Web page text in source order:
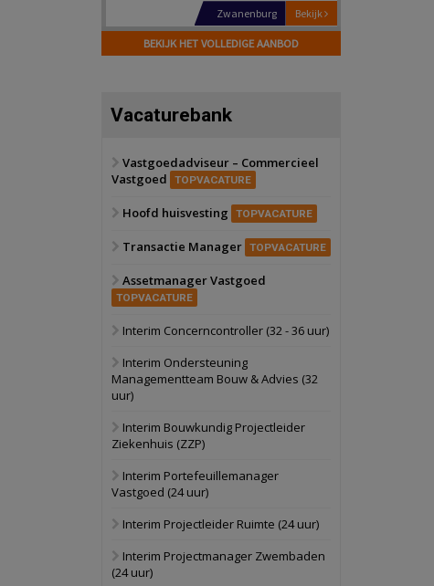
Bekijk
Schiedam
22 september 2026 Attractiepark
Schuinesloot
27 augustus 2026 Binnenvaartschip
17 september 2026
17 september 2026
Voormalig
Bekijk
Hilversum
politiebureau
BEKIJK HET VOLLEDIGE AANBOD
Vacaturebank
Vastgoedadviseur – Commercieel
Vastgoed
TOPVACATURE
Hoofd huisvesting TOPVACATURE
Transactie Manager TOPVACATURE
Assetmanager Vastgoed
TOPVACATURE
Interim Concerncontroller (32 - 36 uur)
Interim Ondersteuning
Managementteam Bouw & Advies (32
uur)
Interim Bouwkundig Projectleider
Ziekenhuis (ZZP)
Interim Portefeuillemanager
Vastgoed (24 uur)
Interim Projectleider Ruimte (24 uur)
Interim Projectmanager Zwembaden
(24 uur)